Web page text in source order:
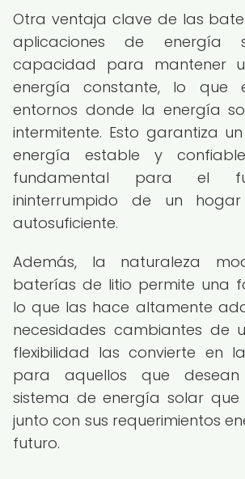
Otra ventaja clave de las
aplicaciones de energía
capacidad para mantener
energía constante, lo que
entornos donde la energía
intermitente. Esto garantiza
energía estable y
fundamental para el
ininterrumpido de un
autosuficiente.
Además, la naturaleza
baterías de litio permite una
lo que las hace altamente
necesidades cambiantes de
flexibilidad las convierte en
para aquellos que
sistema de energía solar
junto con sus requerimientos
futuro.